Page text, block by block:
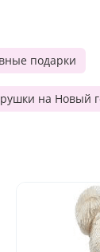
подарки
на Новый